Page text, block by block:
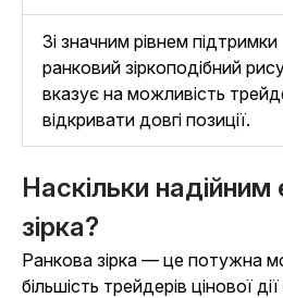
Зі значним рівнем підтримки
ранковий зіркоподібний
вказує на можливість
відкривати довгі позиції.
Наскільки надійним
зірка?
Ранкова зірка — це потужна
більшість трейдерів цінової